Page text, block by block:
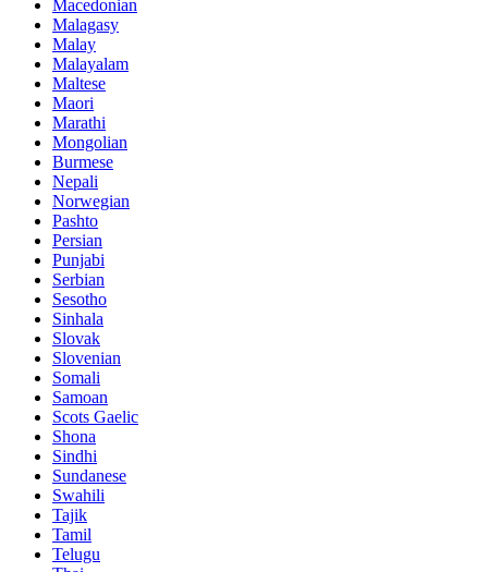
Macedonian
Malagasy
Malay
Malayalam
Maltese
Maori
Marathi
Mongolian
Burmese
Nepali
Norwegian
Pashto
Persian
Punjabi
Serbian
Sesotho
Sinhala
Slovak
Slovenian
Somali
Samoan
Scots Gaelic
Shona
Sindhi
Sundanese
Swahili
Tajik
Tamil
Telugu